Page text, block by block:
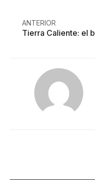
ANTERIOR